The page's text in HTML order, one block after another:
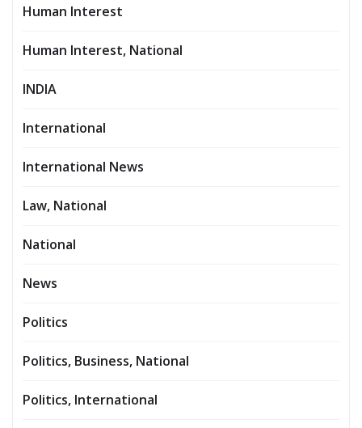
Human Interest
Human Interest, National
INDIA
International
International News
Law, National
National
News
Politics
Politics, Business, National
Politics, International